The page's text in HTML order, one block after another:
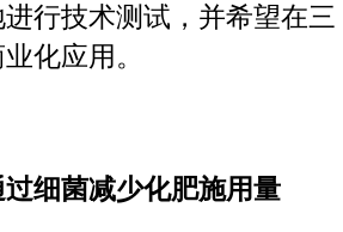
行技术测试，并希望在三
化应用。
细菌减少化肥施用量